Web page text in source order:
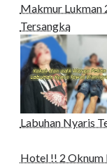
Makmur Lukman
Tersangka
Labuhan Nyaris
Hotel !! 2 Oknum